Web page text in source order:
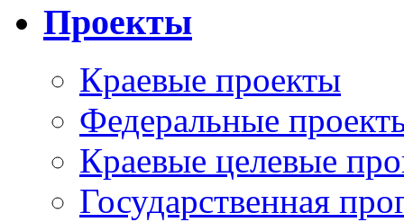
Проекты
Краевые проекты
Федеральные
Краевые целевые
Государственная